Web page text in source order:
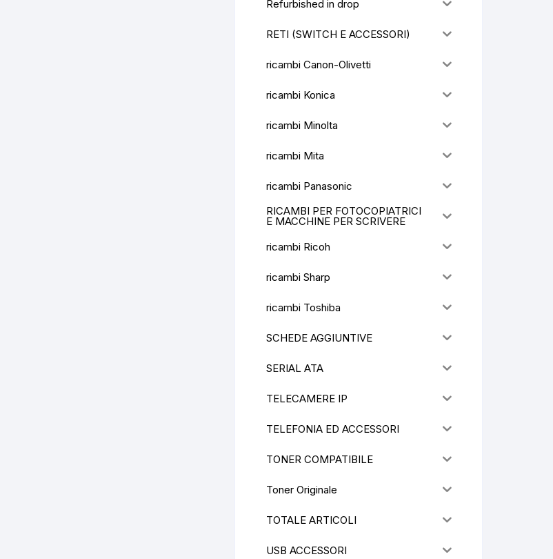
Refurbished in drop
RETI (SWITCH E ACCESSORI)
ricambi Canon-Olivetti
ricambi Konica
ricambi Minolta
ricambi Mita
ricambi Panasonic
RICAMBI PER FOTOCOPIATRICI
E MACCHINE PER SCRIVERE
ricambi Ricoh
ricambi Sharp
ricambi Toshiba
SCHEDE AGGIUNTIVE
SERIAL ATA
TELECAMERE IP
TELEFONIA ED ACCESSORI
TONER COMPATIBILE
Toner Originale
TOTALE ARTICOLI
USB ACCESSORI